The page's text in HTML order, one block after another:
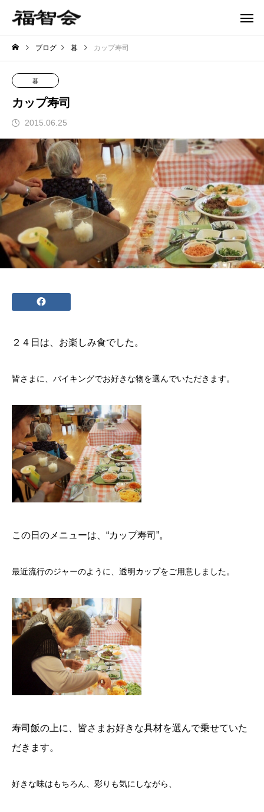
ブログ 暮 カップ寿司
暮
カップ寿司
2015.06.25
２４日は、お楽しみ食でした。
皆さまに、バイキングでお好きな物を選んでいただきます。
この日のメニューは、“カップ寿司”。
最近流行のジャーのように、透明カップをご用意しました。
寿司飯の上に、皆さまお好きな具材を選んで乗せていた
だきます。
好きな味はもちろん、彩りも気にしながら、